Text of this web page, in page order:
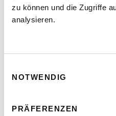
zu können und die Zugriffe
analysieren.
NOTWENDIG
PRÄFERENZEN